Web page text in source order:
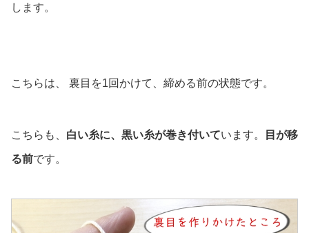
します。
こちらは、 裏目を1回かけて、締める前の状態です。
こちらも、 白い糸に、黒い糸が巻き付いています。 目が移
る前です。